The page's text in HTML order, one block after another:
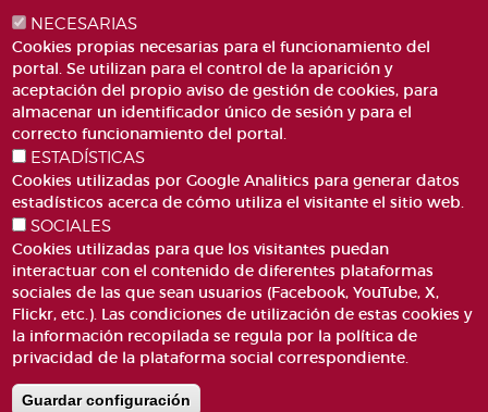
PLAZA DE SAN LORENZO, 4 VALÈNCIA 46003
CORREO
Pie
de
ACCESIBILIDAD
AVISO LEGAL
CANAL DE DENÚNCIES
CONTACTO
GLOSARIO
PREGUNTAS FRECUENTES
NECESARIAS
Cookies propias necesarias para el funcionamiento del
portal. Se utilizan para el control de la aparición y
aceptación del propio aviso de gestión de cookies, para
almacenar un identificador único de sesión y para el
correcto funcionamiento del portal.
ESTADÍSTICAS
Cookies utilizadas por Google Analitics para generar datos
estadísticos acerca de cómo utiliza el visitante el sitio web.
SOCIALES
Cookies utilizadas para que los visitantes puedan
interactuar con el contenido de diferentes plataformas
sociales de las que sean usuarios (Facebook, YouTube, X,
Flickr, etc.). Las condiciones de utilización de estas cookies y
la información recopilada se regula por la política de
privacidad de la plataforma social correspondiente.
Guardar configuración